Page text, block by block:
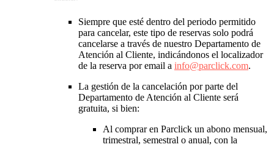
Siempre que esté dentro del periodo permitido
para cancelar, este tipo de reservas solo podrá
cancelarse a través de nuestro Departamento de
Atención al Cliente, indicándonos el localizador
de la reserva por email a info@parclick.com.
La gestión de la cancelación por parte del
Departamento de Atención al Cliente será
gratuita, si bien:
Al comprar en Parclick un abono mensual,
trimestral, semestral o anual, con la